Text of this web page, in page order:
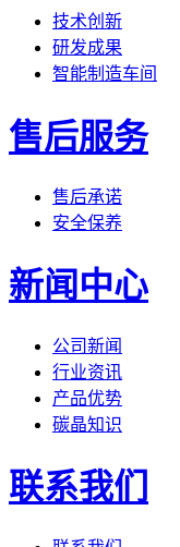
技术创新
研发成果
智能制造车间
售后服务
售后承诺
安全保养
新闻中心
公司新闻
行业资讯
产品优势
碳晶知识
联系我们